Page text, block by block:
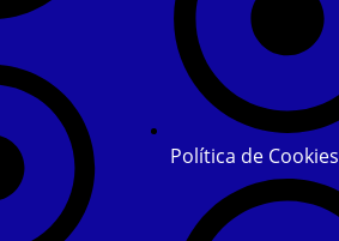
Política de Cookies